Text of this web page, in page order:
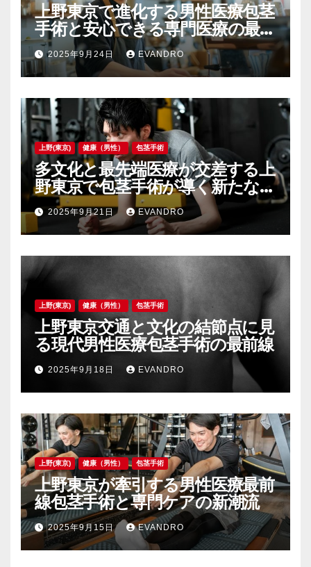
上野東京で進化する男性医療包茎
手術と安心できる専門医療の最前
線2025年9月24日 EVANDRO
上野(東京) 健康（男性） 包茎手術
多文化と最先端医療が交差する上
野東京で包茎手術が導く新たな自
信と安心
2025年9月21日 EVANDRO
上野(東京) 健康（男性） 包茎手術
上野東京交通と文化の結節点に見
る現代男性医療包茎手術の最前線
2025年9月18日 EVANDRO
上野(東京) 健康（男性） 包茎手術
上野東京が牽引する男性医療最前
線包茎手術と専門ケアの新潮流
2025年9月15日 EVANDRO